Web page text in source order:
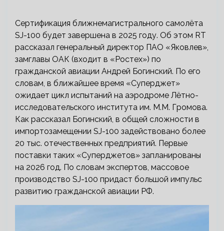
Сертификация ближнемагистрального самолёта
SJ-100 будет завершена в 2025 году. Об этом RT
рассказал генеральный директор ПАО «Яковлев»,
замглавы ОАК (входит в «Ростех») по
гражданской авиации Андрей Богинский. По его
словам, в ближайшее время «Суперджет»
ожидает цикл испытаний на аэродроме Лётно-
исследовательского института им. М.М. Громова.
Как рассказал Богинский, в общей сложности в
импортозамещении SJ-100 задействовано более
20 тыс. отечественных предприятий. Первые
поставки таких «Суперджетов» запланированы
на 2026 год. По словам экспертов, массовое
производство SJ-100 придаст большой импульс
развитию гражданской авиации РФ.